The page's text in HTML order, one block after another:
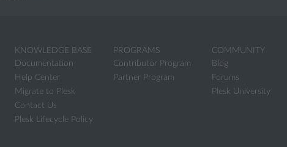
KNOWLEDGE BASE
Documentation
Help Center
Migrate to Plesk
Contact Us
Plesk Lifecycle Policy
PROGRAMS
Contributor Program
Partner Program
COMMUNITY
Blog
Forums
Plesk University